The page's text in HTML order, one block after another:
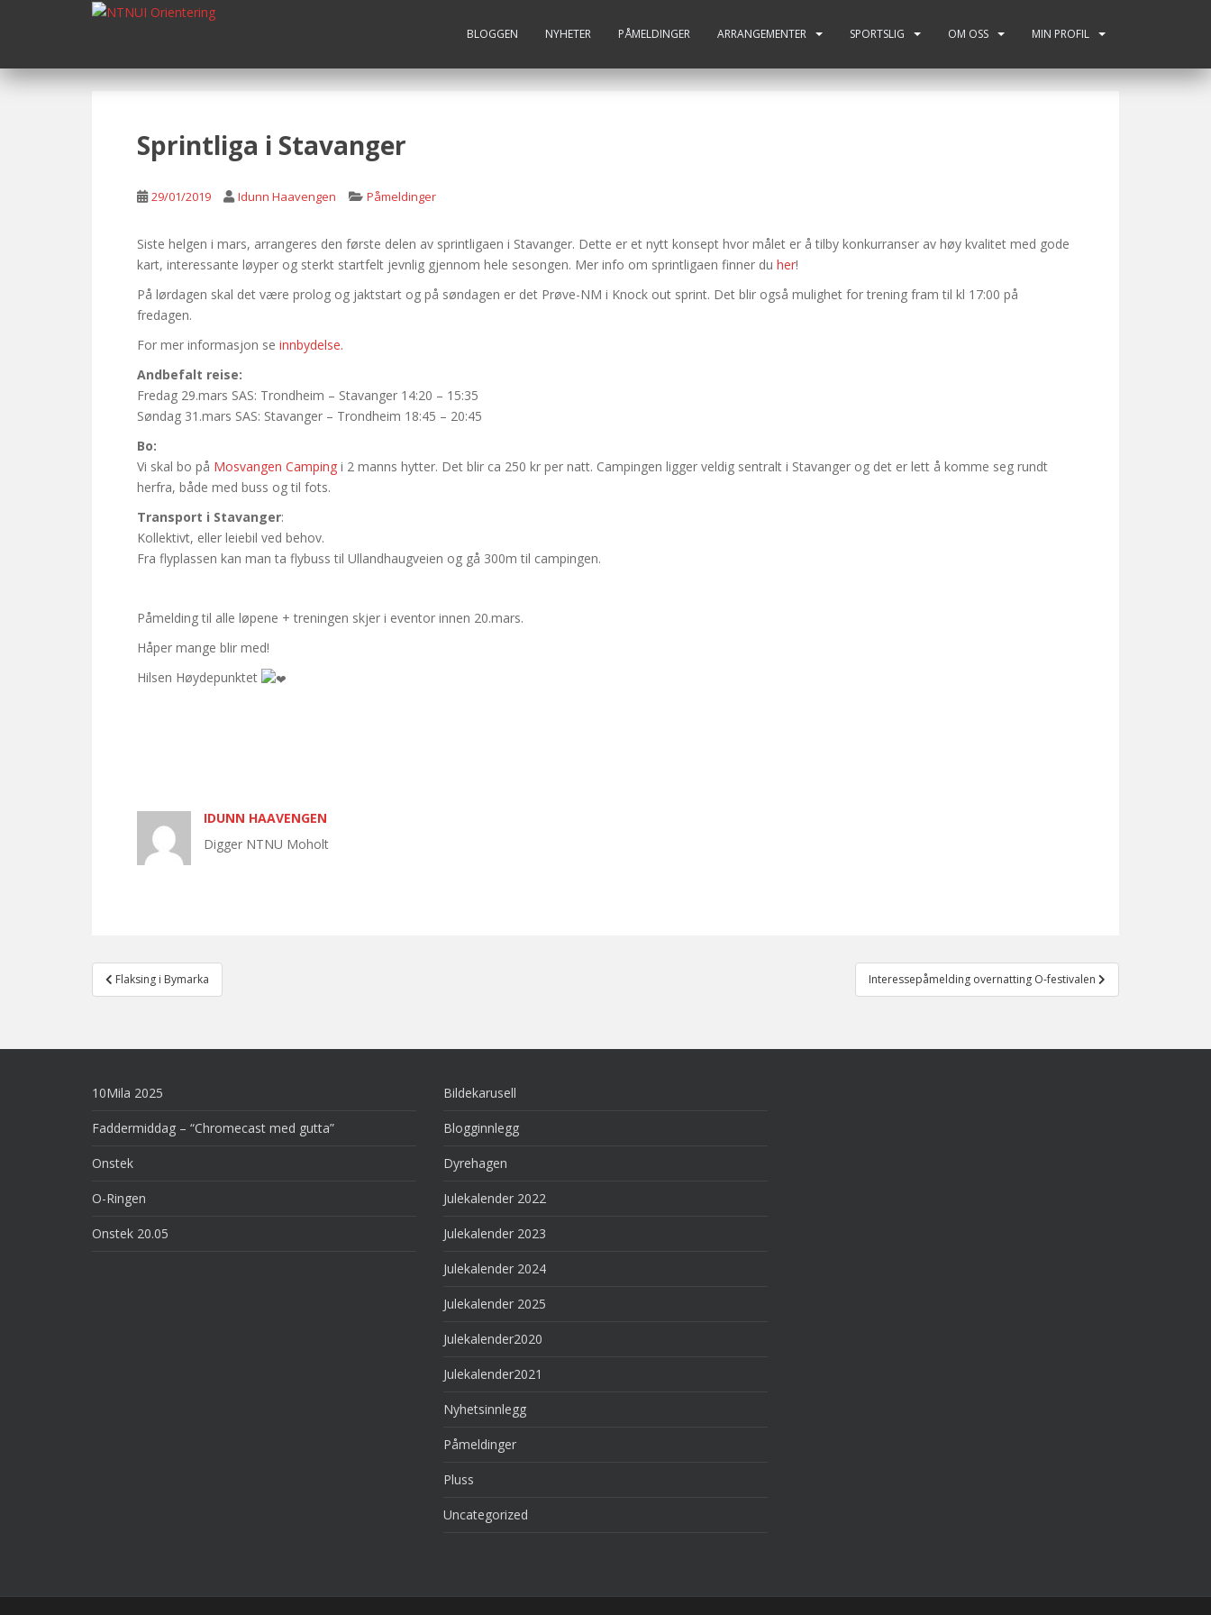
p
BLOGGEN NYHETER PÅMELDINGER ARRANGEMENTER SPORTSLIG OM OSS MIN PROFIL
Sprintliga i Stavanger
29/01/2019 Idunn Haavengen Påmeldinger
Siste helgen i mars, arrangeres den første delen av sprintligaen i Stavanger. Dette er et nytt konsept hvor målet er å tilby konkurranser av høy kvalitet med gode
kart, interessante løyper og sterkt startfelt jevnlig gjennom hele sesongen. Mer info om sprintligaen finner du her!
På lørdagen skal det være prolog og jaktstart og på søndagen er det Prøve-NM i Knock out sprint. Det blir også mulighet for trening fram til kl 17:00 på
fredagen.
For mer informasjon se innbydelse.
Andbefalt reise:
Fredag 29.mars SAS: Trondheim – Stavanger 14:20 – 15:35
Søndag 31.mars SAS: Stavanger – Trondheim 18:45 – 20:45
Bo:
Vi skal bo på Mosvangen Camping i 2 manns hytter. Det blir ca 250 kr per natt. Campingen ligger veldig sentralt i Stavanger og det er lett å komme seg rundt
herfra, både med buss og til fots.
Transport i Stavanger:
Kollektivt, eller leiebil ved behov.
Fra flyplassen kan man ta flybuss til Ullandhaugveien og gå 300m til campingen.
Påmelding til alle løpene + treningen skjer i eventor innen 20.mars.
Håper mange blir med!
Hilsen Høydepunktet
IDUNN HAAVENGEN
Digger NTNU Moholt
Post
navigation
Flaksing i Bymarka Interessepåmelding overnatting O-festivalen
10Mila 2025
Faddermiddag – “Chromecast med gutta”
Onstek
O-Ringen
Onstek 20.05
Bildekarusell
Blogginnlegg
Dyrehagen
Julekalender 2022
Julekalender 2023
Julekalender 2024
Julekalender 2025
Julekalender2020
Julekalender2021
Nyhetsinnlegg
Påmeldinger
Pluss
Uncategorized